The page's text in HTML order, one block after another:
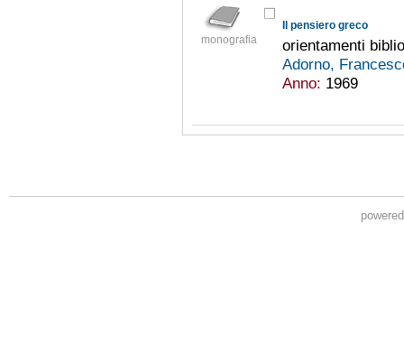
monografia
Il pensiero greco
orientamenti
Adorno,
Anno: 1969